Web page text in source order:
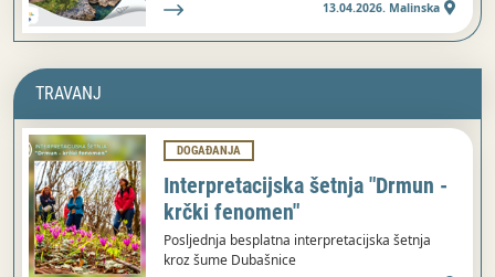
13.04.2026. Malinska
TRAVANJ
DOGAĐANJA
Interpretacijska šetnja "Drmun -
krčki fenomen"
Posljednja besplatna interpretacijska šetnja
kroz šume Dubašnice